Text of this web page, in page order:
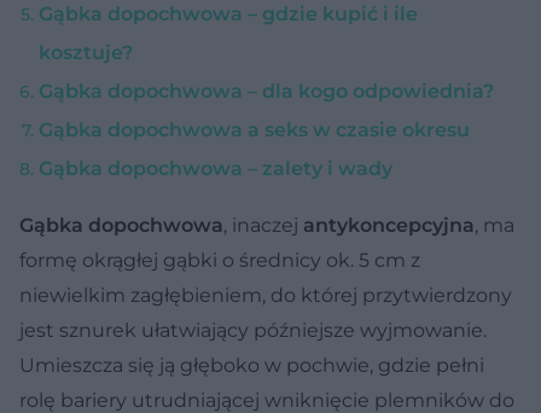
Gąbka dopochwowa – gdzie kupić i ile
kosztuje?
Gąbka dopochwowa – dla kogo odpowiednia?
Gąbka dopochwowa a seks w czasie okresu
Gąbka dopochwowa – zalety i wady
Gąbka dopochwowa, inaczej antykoncepcyjna, ma
formę okrągłej gąbki o średnicy ok. 5 cm z
niewielkim zagłębieniem, do której przytwierdzony
jest sznurek ułatwiający późniejsze wyjmowanie.
Umieszcza się ją głęboko w pochwie, gdzie pełni
rolę bariery utrudniającej wniknięcie plemników do